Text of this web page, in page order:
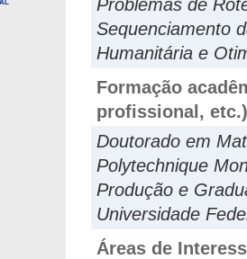
Problemas de
Sequenciamento
Humanitária e
Formação
profissional, etc.)
Doutorado em
Polytechnique
Produção e
Universidade
Áreas de